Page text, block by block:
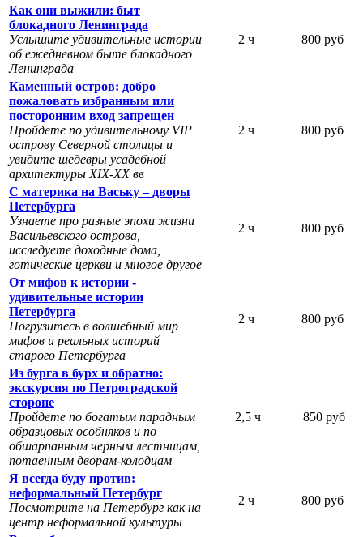
Как они выжили: быт
блокадного Ленинграда
Услышите удивительные истории
об ежедневном быте блокадного
Ленинграда
2 ч 800 руб
Каменный остров: добро
пожаловать избранным или
посторонним вход запрещен
Пройдете по удивительному VIP
острову Северной столицы и
увидите шедевры усадебной
архитектуры XIX-XX вв
2 ч 800 руб
С материка на Ваську – дворы
Петербурга
Узнаете про разные эпохи жизни
Васильевского острова,
исследуете доходные дома,
готические церкви и многое другое
2 ч 800 руб
От мифов к истории -
удивительные истории
Петербурга
Погрузитесь в волшебный мир
мифов и реальных историй
старого Петербурга
2 ч 800 руб
Из бурга в бурх и обратно:
экскурсия по Петроградской
стороне
Пройдете по богатым парадным
образцовых особняков и по
обшарпанным черным лестницам,
потаенным дворам-колодцам
2,5 ч 850 руб
Я всегда буду против:
неформальный Петербург
Посмотрите на Петербург как на
центр неформальной культуры
2 ч 800 руб